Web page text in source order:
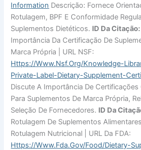
Information Descrição: Fornece
Rotulagem, BPF E Conformidade
Suplementos Dietéticos. ID Da Citação:
Importância Da Certificação De
Marca Própria | URL NSF:
Https://www.nsf.org/knowledge-
Private-Label-Dietary-Supplement-
Discute A Importância De Certificações
Para Suplementos De Marca Própria,
Seleção De Fornecedores. ID Da
Rotulagem De Suplementos
Rotulagem Nutricional | URL Da FDA:
Https://www.fda.gov/food/dietary-